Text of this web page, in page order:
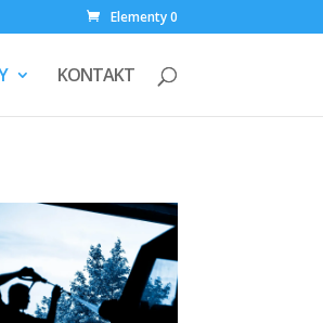
Elementy 0
KONTAKT